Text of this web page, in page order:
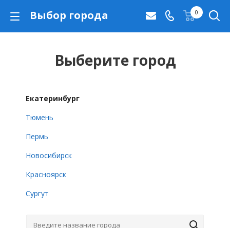
Выбор города 0
Выберите город
Екатеринбург
Тюмень
Пермь
Новосибирск
Красноярск
Сургут